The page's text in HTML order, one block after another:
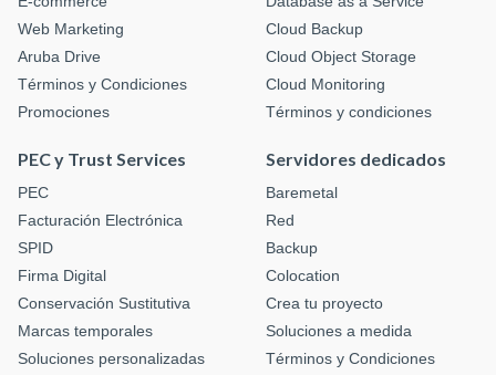
Web Marketing
Aruba Drive
Términos y Condiciones
Promociones
Cloud Backup
Cloud Object Storage
Cloud Monitoring
Términos y condiciones
PEC y Trust Services
PEC
Facturación Electrónica
SPID
Firma Digital
Conservación Sustitutiva
Marcas temporales
Soluciones personalizadas
Servidores dedicados
Baremetal
Red
Backup
Colocation
Crea tu proyecto
Soluciones a medida
Términos y Condiciones